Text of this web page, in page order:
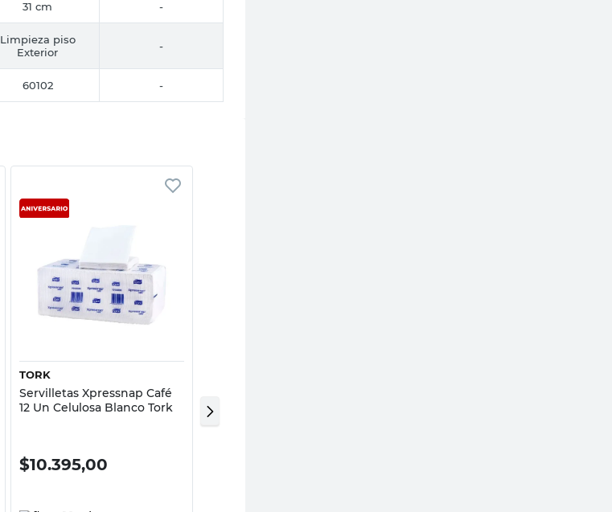
31 cm -
Limpieza piso
Exterior
-
60102 -
Vista rápida
TORK
Servilletas Xpressnap Café
12 Un Celulosa Blanco Tork
$10.395,00
30x45 Cm 10 Un Glow